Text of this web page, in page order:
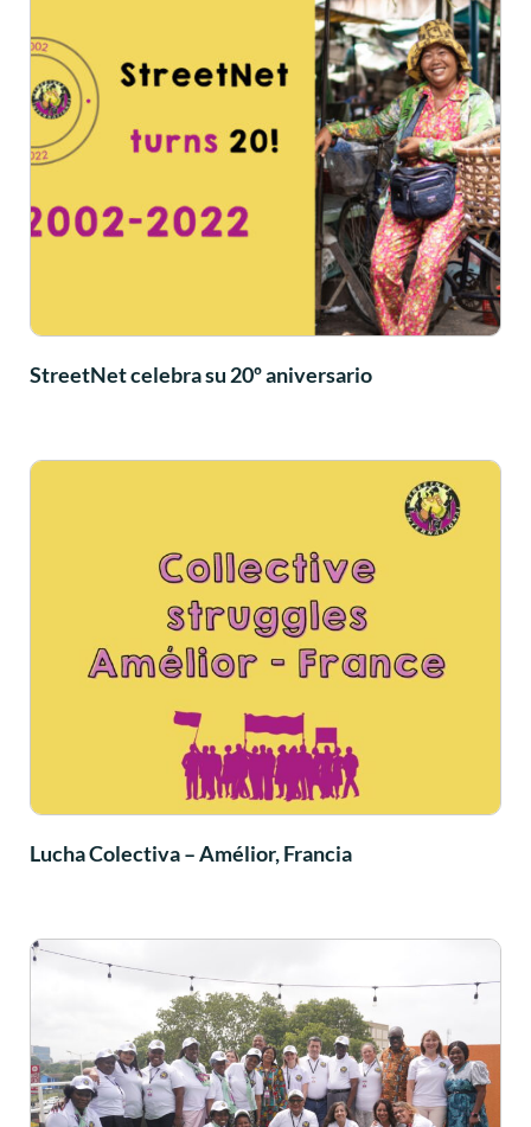
StreetNet celebra su 20º aniversario
Lucha Colectiva – Amélior, Francia